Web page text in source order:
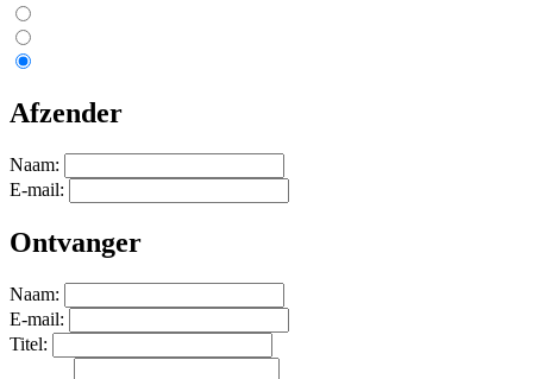
Afzender
Naam:
E-mail:
Ontvanger
Naam:
E-mail:
Titel: